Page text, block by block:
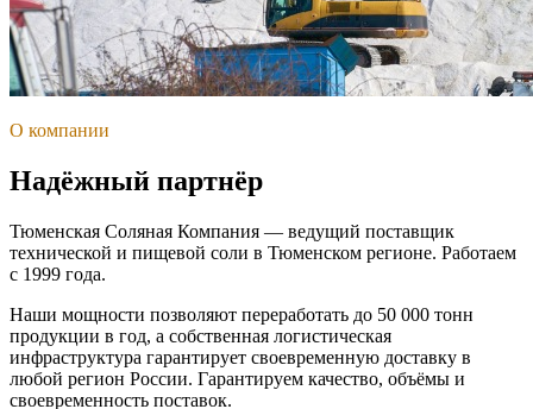
О компании
Надёжный партнёр
Тюменская Соляная Компания — ведущий поставщик
технической и пищевой соли в Тюменском регионе. Работаем
с 1999 года.
Наши мощности позволяют переработать до 50 000 тонн
продукции в год, а собственная логистическая
инфраструктура гарантирует своевременную доставку в
любой регион России. Гарантируем качество, объёмы и
своевременность поставок.